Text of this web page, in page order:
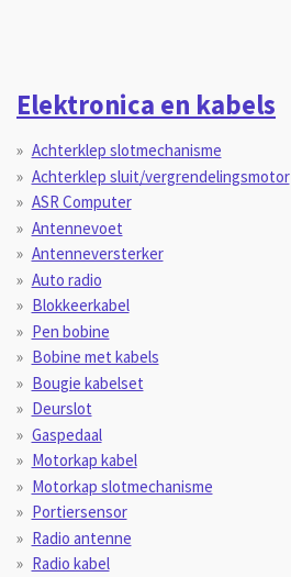
Elektronica en kabels
Achterklep slotmechanisme
Achterklep sluit/vergrendelingsmotor
ASR Computer
Antennevoet
Antenneversterker
Auto radio
Blokkeerkabel
Pen bobine
Bobine met kabels
Bougie kabelset
Deurslot
Gaspedaal
Motorkap kabel
Motorkap slotmechanisme
Portiersensor
Radio antenne
Radio kabel